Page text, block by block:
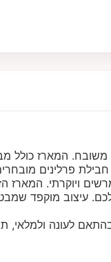
המארז כולל
פרלינים
ויוקרתי. המארז
עיצוב מוקפד
לעונה ולמלאי,